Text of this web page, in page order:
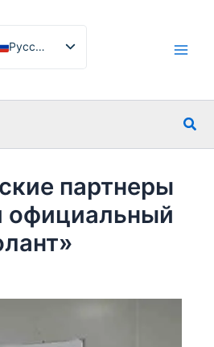
Русский
English
French
Italian
Spanish
Arabic
Portuguese
партнеры
официальный